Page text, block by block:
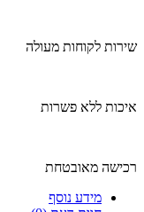
שירות לקוחות מעולה
איכות ללא פשרות
רכישה מאובטחת
מידע נוסף